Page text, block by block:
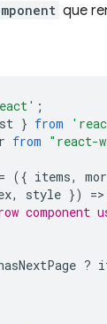
que
;
} from
from "react-
= ({ items,
, style }) =>
component
?